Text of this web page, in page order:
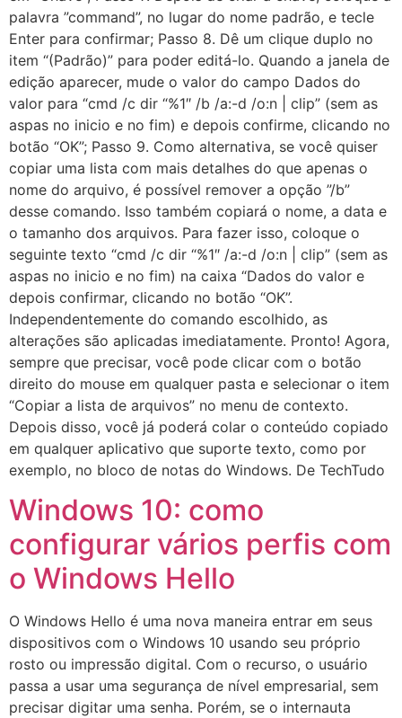
palavra ”command”, no lugar do nome padrão, e tecle
Enter para confirmar; Passo 8. Dê um clique duplo no
item “(Padrão)” para poder editá-lo. Quando a janela de
edição aparecer, mude o valor do campo Dados do
valor para “cmd /c dir “%1″ /b /a:-d /o:n | clip” (sem as
aspas no inicio e no fim) e depois confirme, clicando no
botão “OK”; Passo 9. Como alternativa, se você quiser
copiar uma lista com mais detalhes do que apenas o
nome do arquivo, é possível remover a opção ”/b”
desse comando. Isso também copiará o nome, a data e
o tamanho dos arquivos. Para fazer isso, coloque o
seguinte texto “cmd /c dir “%1″ /a:-d /o:n | clip” (sem as
aspas no inicio e no fim) na caixa “Dados do valor e
depois confirmar, clicando no botão “OK”.
Independentemente do comando escolhido, as
alterações são aplicadas imediatamente. Pronto! Agora,
sempre que precisar, você pode clicar com o botão
direito do mouse em qualquer pasta e selecionar o item
“Copiar a lista de arquivos” no menu de contexto.
Depois disso, você já poderá colar o conteúdo copiado
em qualquer aplicativo que suporte texto, como por
exemplo, no bloco de notas do Windows. De TechTudo
Windows 10: como
configurar vários perfis com
o Windows Hello
O Windows Hello é uma nova maneira entrar em seus
dispositivos com o Windows 10 usando seu próprio
rosto ou impressão digital. Com o recurso, o usuário
passa a usar uma segurança de nível empresarial, sem
precisar digitar uma senha. Porém, se o internauta